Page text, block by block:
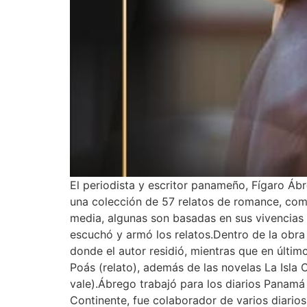
El periodista y escritor panameño, Fígaro
una colección de 57 relatos de romance,
media, algunas son basadas en sus
escuchó y armó los relatos.Dentro de la
donde el autor residió, mientras que en
Poás (relato), además de las novelas La Isla
vale).Ábrego trabajó para los diarios
Continente, fue colaborador de varios